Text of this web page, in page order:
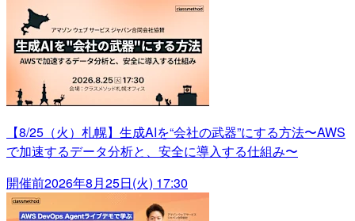
【8/25（火）札幌】生成AIを“会社の武器”にする方法〜AWS
で加速するデータ分析と、安全に導入する仕組み〜
開催前2026年8月25日(火) 17:30